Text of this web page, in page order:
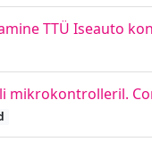
TTÜ Iseauto
mikrokontrolleril.